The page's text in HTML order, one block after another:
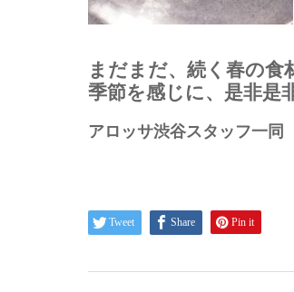
まだまだ、続く春の食
季節を感じに、是非是
アロッサ渋谷スタッフ一同
Tweet Share Pin it